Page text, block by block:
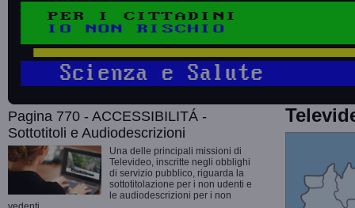
Pagina 770 - ACCESSIBILITÁ -
Sottotitoli e Audiodescrizioni
Una delle principali missioni di
Televideo, inscritte negli obblighi
di servizio pubblico, riguarda la
sottotitolazione per i non udenti e
le audiodescrizioni per i non